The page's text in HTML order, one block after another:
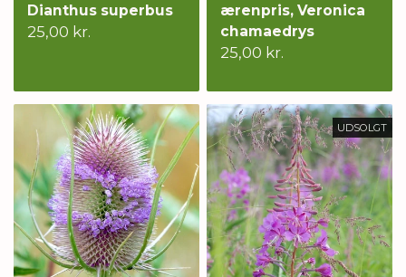
Dianthus superbus
25,00 kr.
ærenpris, Veronica
chamaedrys
25,00 kr.
UDSOLGT